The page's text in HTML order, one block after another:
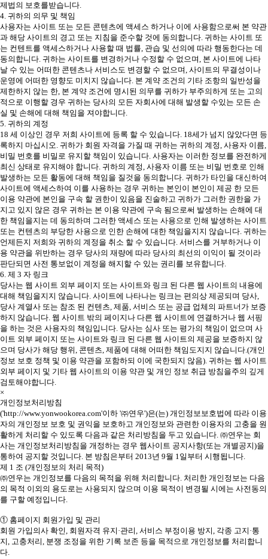
제법의 보호를받습니다.
4. 귀하의 의무 및 책임
사용자는 사이트 또는 모든 콘텐츠에 액세스 하거나 이에 사용함으로써 본 약관
과 해당 사이트의 경고 또는 지침을 준수할 것에 동의합니다. 귀하는 사이트 또
는 컨텐트를 액세스하거나 사용할 때 법률, 관습 및 선의에 따라 행동한다는 데
동의합니다. 귀하는 사이트를 변경하거나 수정할 수 없으며, 본 사이트에 나타
날 수 있는 어떠한 콘텐츠나 서비스도 변경할 수 없으며, 사이트의 무결성이나
운영에 어떠한 영향도 미치지 않습니다. 본 계약 조건의 기타 조항의 일반성을
제한하지 않는 한, 본 계약 조건에 명시된 의무를 귀하가 부주의하게 또는 고의
적으로 이행할 경우 귀하는 당사의 모든 자회사에 대해 발생할 수있는 모든 손
실 및 손해에 대해 책임을 져야합니다.
5. 귀하의 계정
18 세 이상인 경우 저희 사이트에 등록 할 수 있습니다. 18세가 넘지 않았다면 등
록하지 마십시오. 귀하가 회원 자격을 가질 때 귀하는 귀하의 계정, 사용자 이름,
비밀 번호를 비밀로 유지할 책임이 있습니다. 사용자는 이러한 정보를 완전하게
최신 상태로 유지해야 합니다. 귀하의 계정, 사용자 이름 또는 비밀 번호로 인해
발생하는 모든 활동에 대해 책임을 질것을 동의합니다. 귀하가 타인을 대신하여
사이트에 액세스하여 이를 사용하는 경우 귀하는 본인이 본인이 제공 한 모든
이용 약관에 본인을 구속 할 권한이 있음을 진술하고 귀하가 그러한 권한을 가
지고 있지 않은 경우 귀하는 본 이용 약관에 구속 됨으로써 발생하는 손해에 대
한 책임을지는 데 동의하며 그러한 액세스 또는 사용으로 인해 발생하는 사이트
또는 컨텐츠의 부당한 사용으로 인한 손해에 대한 책임을지지 않습니다. 귀하는
언제든지 저희와 귀하의 계정을 취소 할 수 있습니다. 서비스를 거부하거나 이
용 약관을 위반하는 경우 당사의 재량에 따라 당사의 최선의 이익이 될 것이라
판단되면 사전 통보없이 계정을 해지할 수 있는 권리를 보유합니다.
6. 제 3 자 링크
당사는 웹 사이트 외부 페이지 또는 사이트와 링크 된 다른 웹 사이트의 내용에
대해 책임을지지 않습니다. 사이트에 나타나는 링크는 편의상 제공되며 당사,
당사 계열사 또는 참조 된 컨텐츠, 제품, 서비스 또는 공급 업체의 파트너가 보증
하지 않습니다. 웹 사이트 밖의 페이지나 다른 웹 사이트에 연결하거나 웹 서핑
을 하는 것은 사용자의 책임입니다. 당사는 심사 또는 평가의 책임이 없으며 사
이트 외부 페이지 또는 사이트와 링크 된 다른 웹 사이트의 제공을 보증하지 않
으며 당사가 해당 행위, 콘텐츠, 제품에 대해 어떠한 책임도지지 않습니다.(개인
정보 보호 정책 및 이용 약관을 포함하되 이에 국한되지 않음). 귀하는 웹 사이트
외부 페이지 및 기타 웹 사이트의 이용 약관 및 개인 정보 취급 방침을주의 깊게
검토해야합니다.
×
개인정보처리방침
('http://www.yonwookorea.com'이하 '㈜연우')은(는) 개인정보보호법에 따라 이용
자의 개인정보 보호 및 권익을 보호하고 개인정보와 관련한 이용자의 고충을 원
활하게 처리할 수 있도록 다음과 같은 처리방침을 두고 있습니다. ㈜연우는 회
사는 개인정보처리방침을 개정하는 경우 웹사이트 공지사항(또는 개별공지)을
통하여 공지할 것입니다. 본 방침은부터 2013년 9월 1일부터 시행됩니다.
제 1 조 (개인정보의 처리 목적)
㈜연우는 개인정보를 다음의 목적을 위해 처리합니다. 처리한 개인정보는 다음
의 목적 이외의 용도로는 사용되지 않으며 이용 목적이 변경될 시에는 사전동의
를 구할 예정입니다.
① 홈페이지 회원가입 및 관리
회원 가입의사 확인, 회원자격 유지·관리, 서비스 부정이용 방지, 각종 고지·통
지, 고충처리, 분쟁 조정을 위한 기록 보존 등을 목적으로 개인정보를 처리합니
다.